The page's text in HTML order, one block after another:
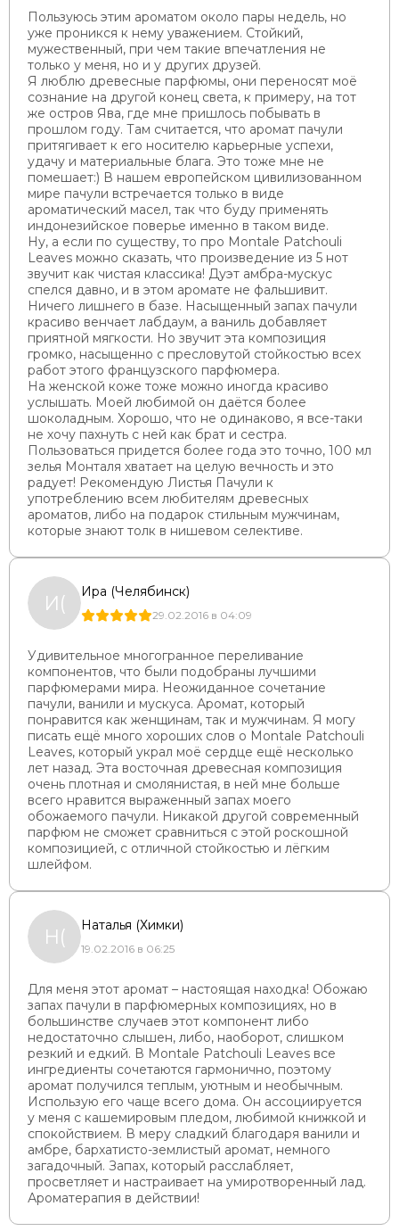
Пользуюсь этим ароматом около пары недель, но
уже проникся к нему уважением. Стойкий,
мужественный, при чем такие впечатления не
только у меня, но и у других друзей.
Я люблю древесные парфюмы, они переносят моё
сознание на другой конец света, к примеру, на тот
же остров Ява, где мне пришлось побывать в
прошлом году. Там считается, что аромат пачули
притягивает к его носителю карьерные успехи,
удачу и материальные блага. Это тоже мне не
помешает:) В нашем европейском цивилизованном
мире пачули встречается только в виде
ароматический масел, так что буду применять
индонезийское поверье именно в таком виде.
Ну, а если по существу, то про Montale Patchouli
Leaves можно сказать, что произведение из 5 нот
звучит как чистая классика! Дуэт амбра-мускус
спелся давно, и в этом аромате не фальшивит.
Ничего лишнего в базе. Насыщенный запах пачули
красиво венчает лабдаум, а ваниль добавляет
приятной мягкости. Но звучит эта композиция
громко, насыщенно с пресловутой стойкостью всех
работ этого французского парфюмера.
На женской коже тоже можно иногда красиво
услышать. Моей любимой он даётся более
шоколадным. Хорошо, что не одинаково, я все-таки
не хочу пахнуть с ней как брат и сестра.
Пользоваться придется более года это точно, 100 мл
зелья Монталя хватает на целую вечность и это
радует! Рекомендую Листья Пачули к
употреблению всем любителям древесных
ароматов, либо на подарок стильным мужчинам,
которые знают толк в нишевом селективе.
И( Ира (Челябинск)
29.02.2016 в 04:09
Удивительное многогранное переливание
компонентов, что были подобраны лучшими
парфюмерами мира. Неожиданное сочетание
пачули, ванили и мускуса. Аромат, который
понравится как женщинам, так и мужчинам. Я могу
писать ещё много хороших слов о Montale Patchouli
Leaves, который украл моё сердце ещё несколько
лет назад. Эта восточная древесная композиция
очень плотная и смолянистая, в ней мне больше
всего нравится выраженный запах моего
обожаемого пачули. Никакой другой современный
парфюм не сможет сравниться с этой роскошной
композицией, с отличной стойкостью и лёгким
шлейфом.
Н( Наталья (Химки)
19.02.2016 в 06:25
Для меня этот аромат – настоящая находка! Обожаю
запах пачули в парфюмерных композициях, но в
большинстве случаев этот компонент либо
недостаточно слышен, либо, наоборот, слишком
резкий и едкий. В Montale Patchouli Leaves все
ингредиенты сочетаются гармонично, поэтому
аромат получился теплым, уютным и необычным.
Использую его чаще всего дома. Он ассоциируется
у меня с кашемировым пледом, любимой книжкой и
спокойствием. В меру сладкий благодаря ванили и
амбре, бархатисто-землистый аромат, немного
загадочный. Запах, который расслабляет,
просветляет и настраивает на умиротворенный лад.
Ароматерапия в действии!